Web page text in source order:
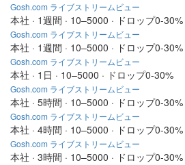
Gosh.com ライブストリームビュー
本社 · 1週間 · 10–5000 · ドロップ0-30%
Gosh.com ライブストリームビュー
本社 · 1週間 · 10–5000 · ドロップ0-30%
Gosh.com ライブストリームビュー
本社 · 1日 · 10–5000 · ドロップ0-30%
Gosh.com ライブストリームビュー
本社 · 5時間 · 10–5000 · ドロップ0-30%
Gosh.com ライブストリームビュー
本社 · 4時間 · 10–5000 · ドロップ0-30%
Gosh.com ライブストリームビュー
本社 · 3時間 · 10–5000 · ドロップ0-30%